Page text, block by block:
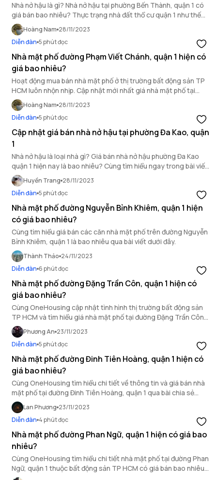
Nhà nở hậu là gì? Nhà nở hậu tại phường Bến Thành, quận 1 có
giá bán bao nhiêu? Thực trạng nhà đất thổ cư quận 1 như thế
nào? Cùng tham khảo bài viết dưới đây nhé.
Hoàng Nam 28/11/2023
Diễn đàn 5 phút đọc
Nhà mặt phố đường Phạm Viết Chánh, quận 1 hiện có
giá bao nhiêu?
Hoạt động mua bán nhà mặt phố ở thị trường bất động sản TP
HCM luôn nhộn nhịp. Cập nhật mới nhất giá nhà mặt phố tại
đường Phạm Viết Chánh, quận 1.
Hoàng Nam 28/11/2023
Diễn đàn 5 phút đọc
Cập nhật giá bán nhà nở hậu tại phường Đa Kao, quận
1
Nhà nở hậu là loại nhà gì? Giá bán nhà nở hậu phường Đa Kao
quận 1 hiện nay là bao nhiêu? Cùng tìm hiểu ngay trong bài viết
dưới đây của OneHousing nhé!
Huyền Trang 28/11/2023
Diễn đàn 5 phút đọc
Nhà mặt phố đường Nguyễn Bỉnh Khiêm, quận 1 hiện
có giá bao nhiêu?
Cùng tìm hiểu giá bán các căn nhà mặt phố trên đường Nguyễn
Bỉnh Khiêm, quận 1 là bao nhiêu qua bài viết dưới đây.
Thành Thảo 24/11/2023
Diễn đàn 6 phút đọc
Nhà mặt phố đường Đặng Trần Côn, quận 1 hiện có
giá bao nhiêu?
Cùng OneHousing cập nhật tình hình thị trường bất động sản
TP HCM và tìm hiểu giá nhà mặt phố tại đường Đặng Trần Côn,
quận 1.
Phương An 23/11/2023
Diễn đàn 5 phút đọc
Nhà mặt phố đường Đinh Tiên Hoàng, quận 1 hiện có
giá bao nhiêu?
Cùng OneHousing tìm hiểu chi tiết về thông tin và giá bán nhà
mặt phố tại đường Đinh Tiên Hoàng, quận 1 qua bài chia sẻ
dưới đây.
Lan Phương 23/11/2023
Diễn đàn 4 phút đọc
Nhà mặt phố đường Phan Ngữ, quận 1 hiện có giá bao
nhiêu?
Cùng OneHousing tìm hiểu chi tiết nhà mặt phố tại đường Phan
Ngữ, quận 1 thuộc bất động sản TP HCM có giá bán bao nhiêu
qua bài chia sẻ dưới đây.